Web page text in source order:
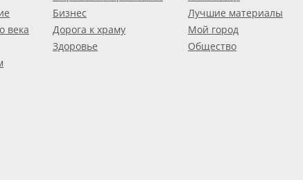
века
Бизнес
Дорога к храму
Здоровье
Лучшие материалы
Мой город
Общество